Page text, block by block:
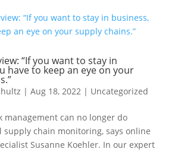
“If you want to stay in
have to keep an eye on your
| Aug 18, 2022| Uncategorized
management can no longer do
chain monitoring, says online
Susanne Koehler. In our expert